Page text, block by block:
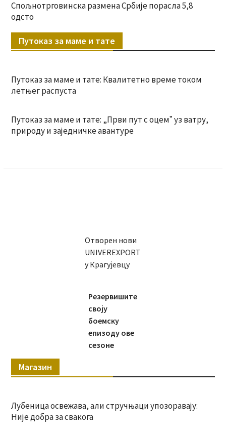
Спољнотрговинска размена Србије порасла 5,8
одсто
Путоказ за маме и тате
Путоказ за маме и тате: Квалитетно време током
летњег распуста
Путоказ за маме и тате: „Први пут с оцемˮ уз ватру,
природу и заједничке авантуре
Отворен нови
UNIVEREXPORT
у Крагујевцу
Резервишите
своју
боемску
епизоду ове
сезоне
Магазин
Лубеница освежава, али стручњаци упозоравају:
Није добра за свакога